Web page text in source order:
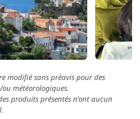
de port(appareiller et
d'amures(virement de bord
d'allures(près, travers,
à la mer, utilisation de la
du ciel, forme des nuages,
modifié sans préavis pour des
météorologiques.
produits présentés n’ont aucun